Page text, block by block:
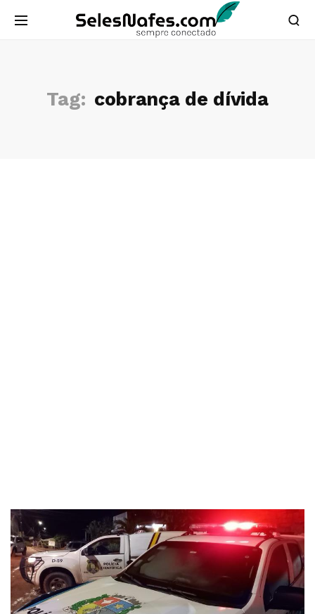
Tag: cobrança de dívida